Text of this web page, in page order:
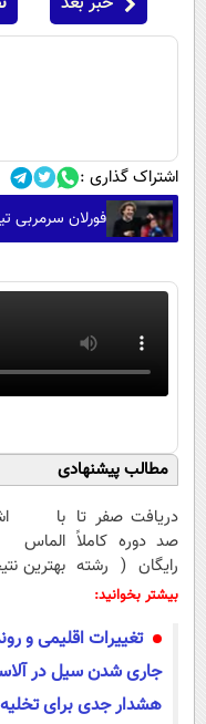
اشتراک گذاری :
فورلان سرمربی
مطالب پیشنهادی
دریافت صفر تا
صد دوره کاملاً
رایگان ( رشته
ریاضی، تجربی،
با
الماس
بهترین
بیشتر بخوانید:
تغییرات اقلیمی و
جاری شدن سیل در
هشدار جدی برای تخلیه